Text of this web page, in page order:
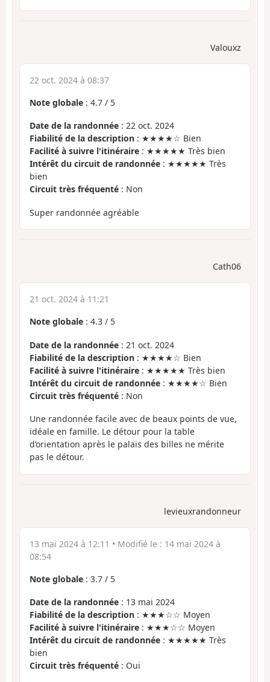
Valouxz
22 oct. 2024 à 08:37
Note globale : 4.7 / 5
Date de la randonnée : 22 oct. 2024
Fiabilité de la description : ★★★★☆ Bien
Facilité à suivre l'itinéraire : ★★★★★ Très bien
Intérêt du circuit de randonnée : ★★★★★ Très
bien
Circuit très fréquenté : Non
Super randonnée agréable
Cath06
21 oct. 2024 à 11:21
Note globale : 4.3 / 5
Date de la randonnée : 21 oct. 2024
Fiabilité de la description : ★★★★☆ Bien
Facilité à suivre l'itinéraire : ★★★★★ Très bien
Intérêt du circuit de randonnée : ★★★★☆ Bien
Circuit très fréquenté : Non
Une randonnée facile avec de beaux points de vue,
idéale en famille. Le détour pour la table
d’orientation après le palais des billes ne mérite
pas le détour.
levieuxrandonneur
13 mai 2024 à 12:11 • Modifié le : 14 mai 2024 à
08:54
Note globale : 3.7 / 5
Date de la randonnée : 13 mai 2024
Fiabilité de la description : ★★★☆☆ Moyen
Facilité à suivre l'itinéraire : ★★★☆☆ Moyen
Intérêt du circuit de randonnée : ★★★★★ Très
bien
Circuit très fréquenté : Oui